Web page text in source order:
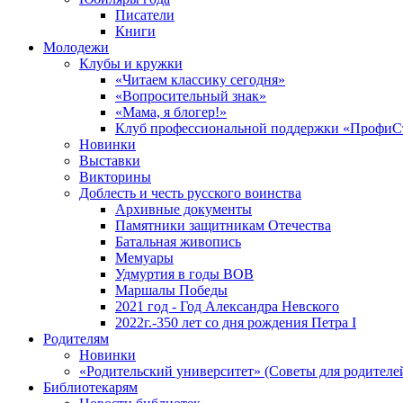
Писатели
Книги
Молодежи
Клубы и кружки
«Читаем классику сегодня»
«Вопросительный знак»
«Мама, я блогер!»
Клуб профессиональной поддержки
Новинки
Выставки
Викторины
Доблесть и честь русского воинства
Архивные документы
Памятники защитникам Отечества
Батальная живопись
Мемуары
Удмуртия в годы ВОВ
Маршалы Победы
2021 год - Год Александра Невского
2022г.-350 лет со дня рождения Петра I
Родителям
Новинки
«Родительский университет» (Советы для
Библиотекарям